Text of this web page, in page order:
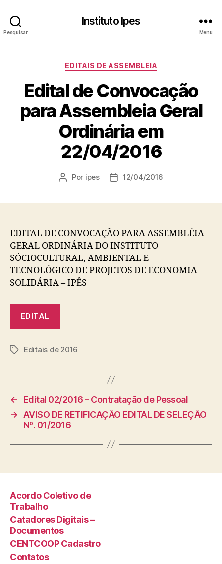
Pesquisar
Instituto Ipes
Menu
Categorias
EDITAIS DE ASSEMBLEIA
Edital de Convocação
para Assembleia Geral
Ordinária em
22/04/2016
Autor
Por ipes
Data12/04/2016
EDITAL DE CONVOCAÇÃO PARA ASSEMBLÉIA
GERAL ORDINÁRIA DO INSTITUTO
SÓCIOCULTURAL, AMBIENTAL E
TECNOLÓGICO DE PROJETOS DE ECONOMIA
SOLIDÁRIA – IPÊS
EDITAL
TagsEditais de 2016
←
Edital 02/2016 – Contratação de Pessoal
→
AVISO DE RETIFICAÇÃO EDITAL DE SELEÇÃO
Nº. 01/2016
Acordo Coletivo de
Trabalho
Catadores Digitais –
Documentos
CENTCOOP Cadastro
Contatos